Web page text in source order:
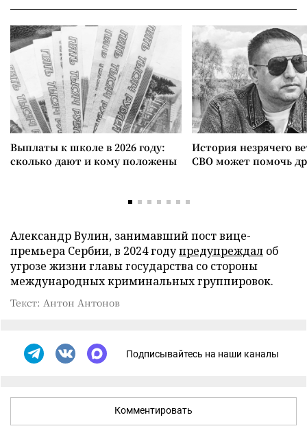
Выплаты к школе в 2026 году:
сколько дают и кому положены
История незрячего
СВО может помочь
Александр Вулин, занимавший пост вице-
премьера Сербии, в 2024 годупредупреждал об
угрозе жизни главы государства со стороны
международных криминальных группировок.
Текст: Антон Антонов
Подписывайтесь на наши каналы
Комментировать